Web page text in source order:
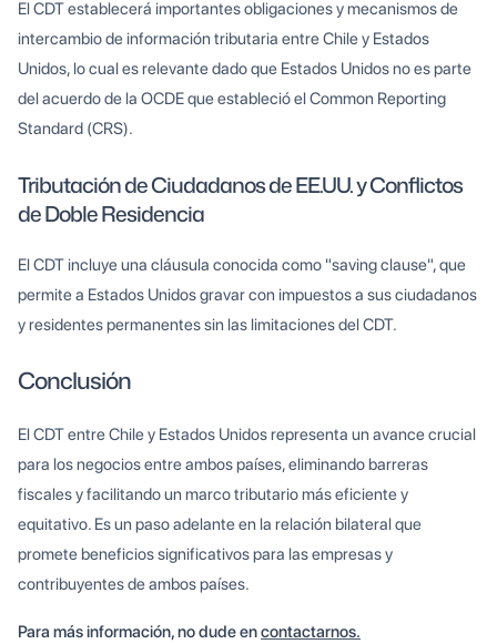
El CDT establecerá importantes obligaciones y mecanismos de
intercambio de información tributaria entre Chile y Estados
Unidos, lo cual es relevante dado que Estados Unidos no es parte
del acuerdo de la OCDE que estableció el Common Reporting
Standard (CRS).
Tributación de Ciudadanos de EE.UU. y Conflictos
de Doble Residencia
El CDT incluye una cláusula conocida como "saving clause", que
permite a Estados Unidos gravar con impuestos a sus ciudadanos
y residentes permanentes sin las limitaciones del CDT.
Conclusión
El CDT entre Chile y Estados Unidos representa un avance crucial
para los negocios entre ambos países, eliminando barreras
fiscales y facilitando un marco tributario más eficiente y
equitativo. Es un paso adelante en la relación bilateral que
promete beneficios significativos para las empresas y
contribuyentes de ambos países.
Para más información, no dude encontactarnos.